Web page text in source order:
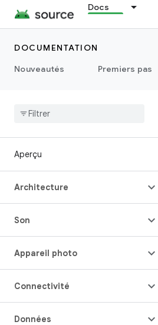
Docs
DOCUMENTATION
Nouveautés
Premiers pas
Aperçu
Architecture
Son
Appareil photo
Connectivité
Données